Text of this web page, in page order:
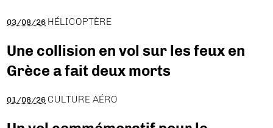
03/08/26 HÉLICOPTÈRE
Une collision en vol sur les feux en
Grèce a fait deux morts
01/08/26 CULTURE AÉRO